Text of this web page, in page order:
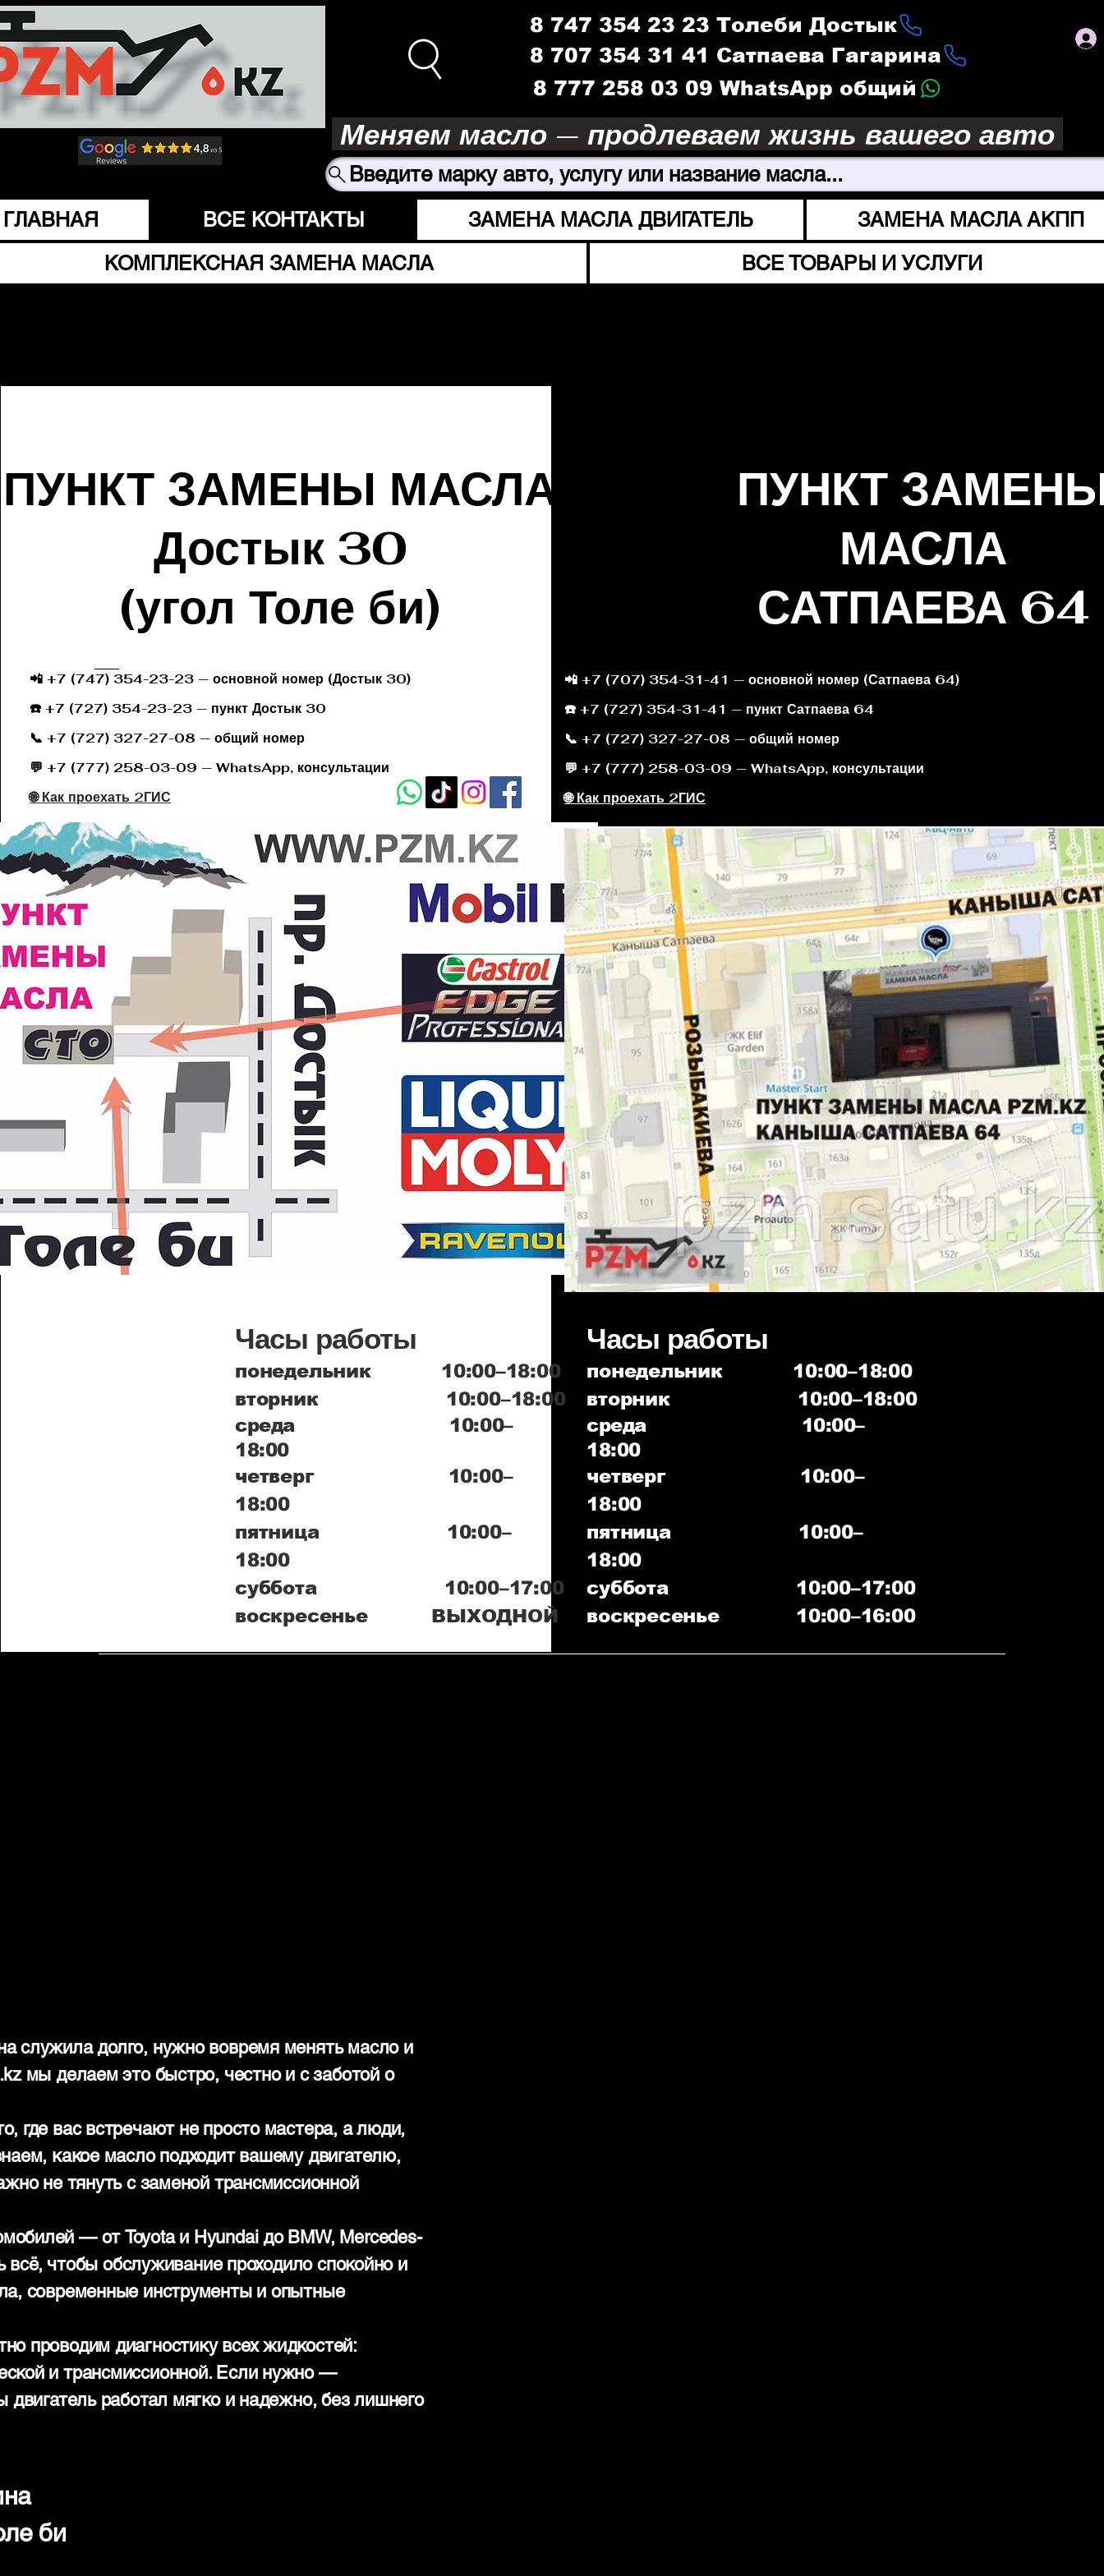
8 747 354 23 23 Толеби Достык
8 707 354 31 41 Сатпаева Гагарина
8 777 258 03 09 WhatsApp общий
Меняем масло — продлеваем жизнь вашего авто
Введите марку авто, услугу или название масла...
ГЛАВНАЯ ВСЕ КОНТАКТЫ ЗАМЕНА МАСЛА ДВИГАТЕЛЬ
ЗАМЕНА МАСЛА АКПП
КОМПЛЕКСНАЯ ЗАМЕНА МАСЛА
ВСЕ ТОВАРЫ И УСЛУГИ
ПУНКТ ЗАМЕНЫ МАСЛА
Достык 30
(угол Толе би)
📲 +7 (747) 354-23-23 — основной номер (Достык 30)
☎️ +7 (727) 354-23-23 — пункт Достык 30
📞 +7 (727) 327-27-08 — общий номер
💬 +7 (777) 258-03-09 — WhatsApp, консультации
🌐 Как проехать 2ГИС
Часы работы
понедельник 10:00–18:00
вторник 10:00–18:00
среда 10:00–
18:00
четверг 10:00–
18:00
пятница 10:00–
18:00
суббота 10:00–17:00
воскресенье ВЫХОДНОЙ
ПУНКТ
МАСЛА
САТПАЕВА 64
📲 +7 (707) 354-31-41 — основной номер (Сатпаева 64)
☎️ +7 (727) 354-31-41 — пункт Сатпаева 64
📞 +7 (727) 327-27-08 — общий номер
💬 +7 (777) 258-03-09 — WhatsApp, консультации
🌐 Как проехать 2ГИС
Часы работы
понедельник 10:00–18:00
вторник 10:00–18:00
среда 10:00–
18:00
четверг 10:00–
18:00
пятница 10:00–
18:00
суббота 10:00–17:00
воскресенье 10:00–16:00
служила долго, нужно вовремя менять масло и
мы делаем это быстро, честно и с заботой о
где вас встречают не просто мастера, а люди,
какое масло подходит вашему двигателю,
не тянуть с заменой трансмиссионной
— от Toyota и Hyundai до BMW, Mercedes-
чтобы обслуживание проходило спокойно и
современные инструменты и опытные
проводим диагностику всех жидкостей:
и трансмиссионной. Если нужно —
работал мягко и надежно, без лишнего
би